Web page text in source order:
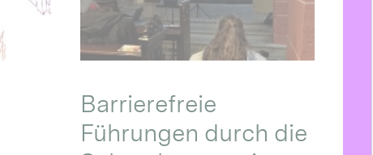
Barrierefreie
Führungen durch die